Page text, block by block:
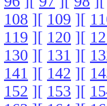
108 ][ 109 ][
119 ][ 120 ][
130 ][ 131 ][
141 ][ 142 ][
152 ][ 153 ][